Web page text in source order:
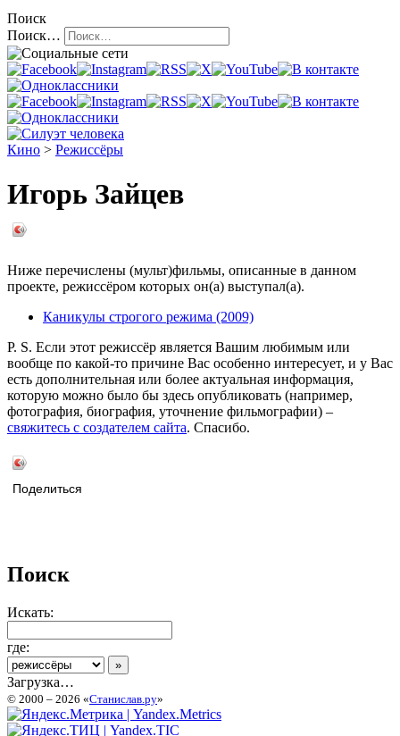
Поиск
Поиск…
Кино > Режиссёры
Игорь Зайцев
Ниже перечислены (мульт)фильмы, описанные в данном
проекте, режиссёром которых он(а) выступал(а).
Каникулы строгого режима (2009)
P. S. Если этот режиссёр является Вашим любимым или
вообще по какой-то причине Вас особенно интересует, и у Вас
есть дополнительная или более актуальная информация,
которую можно было бы здесь опубликовать (например,
фотография, биография, уточнение фильмографии) –
свяжитесь с создателем сайта. Спасибо.
Поделиться
Поиск
Искать:
где:
Загрузка…
© 2000 – 2026 «Станислав.ру»